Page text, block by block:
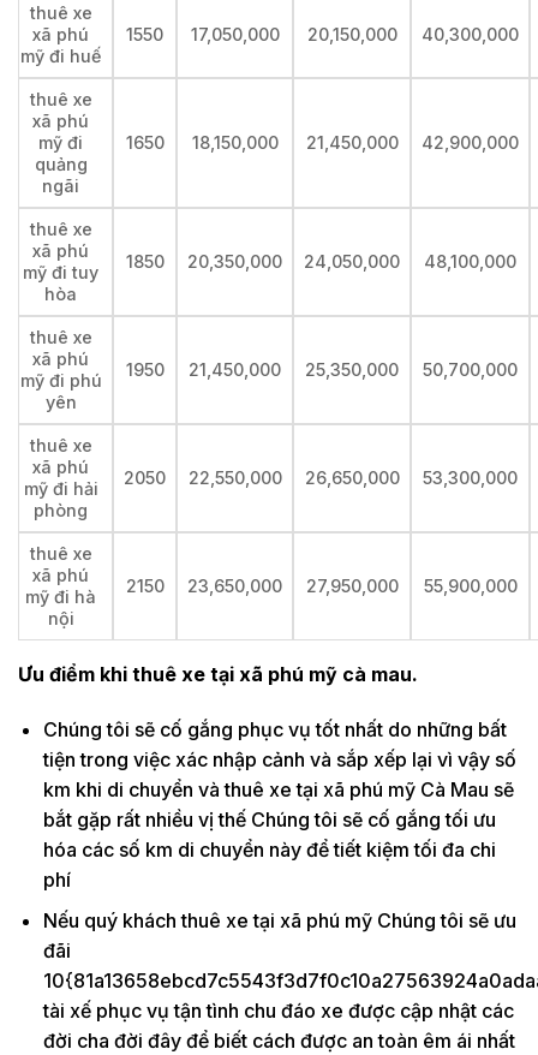
thuê xe
xã phú
mỹ đi huế
1550 17,050,000 20,150,000 40,300,000
thuê xe
xã phú
mỹ đi
quảng
ngãi
1650 18,150,000 21,450,000 42,900,000
thuê xe
xã phú
mỹ đi tuy
hòa
1850 20,350,000 24,050,000 48,100,000
thuê xe
xã phú
mỹ đi phú
yên
1950 21,450,000 25,350,000 50,700,000
thuê xe
xã phú
mỹ đi hải
phòng
2050 22,550,000 26,650,000 53,300,000
thuê xe
xã phú
mỹ đi hà
nội
2150 23,650,000 27,950,000 55,900,000
Ưu điểm khi thuê xe tại xã phú mỹ cà mau.
Chúng tôi sẽ cố gắng phục vụ tốt nhất do những bất
tiện trong việc xác nhập cảnh và sắp xếp lại vì vậy số
km khi di chuyển và thuê xe tại xã phú mỹ Cà Mau sẽ
bắt gặp rất nhiều vị thế Chúng tôi sẽ cố gắng tối ưu
hóa các số km di chuyển này để tiết kiệm tối đa chi
phí
Nếu quý khách thuê xe tại xã phú mỹ Chúng tôi sẽ ưu
đãi
tài xế phục vụ tận tình chu đáo xe được cập nhật các
đời cha đời đây để biết cách được an toàn êm ái nhất